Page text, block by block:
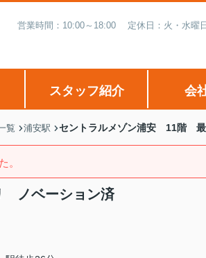
営業時間：10:00～18:00 定休日：火・水曜
スタッフ紹介 会
覧 浦安駅 セントラルメゾン浦安 11
。
ベーション済